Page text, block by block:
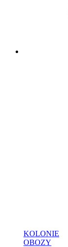
KOLONIE
OBOZY